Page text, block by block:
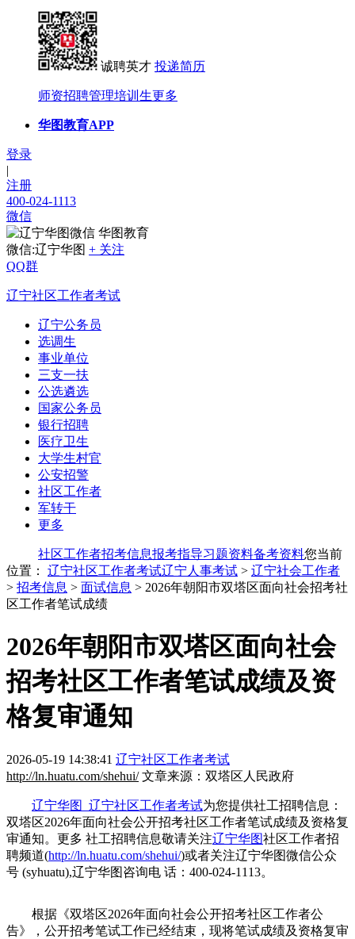
诚聘英才 投递简历
师资招聘管理培训生更多
华图教育APP
登录
|
注册
400-024-1113
微信
华图教育
微信:辽宁华图 + 关注
QQ群
辽宁社区工作者考试
辽宁公务员
选调生
事业单位
三支一扶
公选遴选
国家公务员
银行招聘
医疗卫生
大学生村官
公安招警
社区工作者
军转干
更多
社区工作者招考信息报考指导习题资料备考资料您当前
位置： 辽宁社区工作者考试辽宁人事考试 > 辽宁社会工作者
> 招考信息 > 面试信息 > 2026年朝阳市双塔区面向社会招考社
区工作者笔试成绩
2026年朝阳市双塔区面向社会
招考社区工作者笔试成绩及资
格复审通知
2026-05-19 14:38:41 辽宁社区工作者考试
http://ln.huatu.com/shehui/ 文章来源：双塔区人民政府
辽宁华图_辽宁社区工作者考试为您提供社工招聘信息：
双塔区2026年面向社会公开招考社区工作者笔试成绩及资格复
审通知。更多 社工招聘信息敬请关注辽宁华图社区工作者招
聘频道(http://ln.huatu.com/shehui/)或者关注辽宁华图微信公众
号 (syhuatu),辽宁华图咨询电 话：400-024-1113。
根据《双塔区2026年面向社会公开招考社区工作者公
告》，公开招考笔试工作已经结束，现将笔试成绩及资格复审